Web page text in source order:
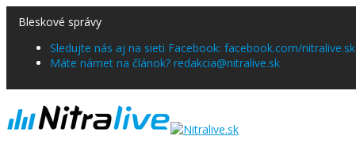
Bleskové správy
Sledujte nás aj na sieti Facebook: facebook.com/nitralive.sk
Máte námet na článok? redakcia@nitralive.sk